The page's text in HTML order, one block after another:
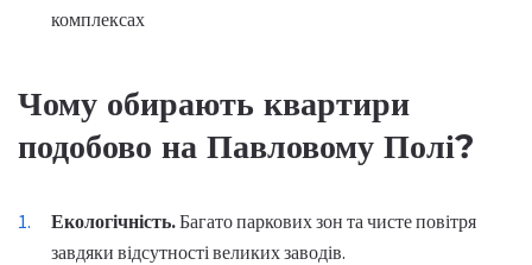
комплексах
Чому обирають квартири
подобово на Павловому Полі?
Екологічність.Багато паркових зон та чисте повітря
завдяки відсутності великих заводів.